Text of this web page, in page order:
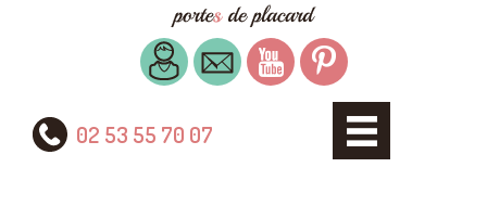
02 53 55 70 07